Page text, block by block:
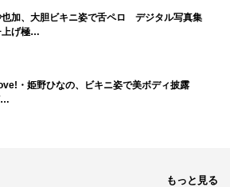
也加、大胆ビキニ姿で舌ペロ デジタル写真集
上げ極…
・姫野ひなの、ビキニ姿で美ボディ披露
もっと見る